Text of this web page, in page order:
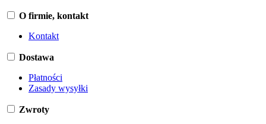
O firmie, kontakt
Kontakt
Dostawa
Płatności
Zasady wysyłki
Zwroty